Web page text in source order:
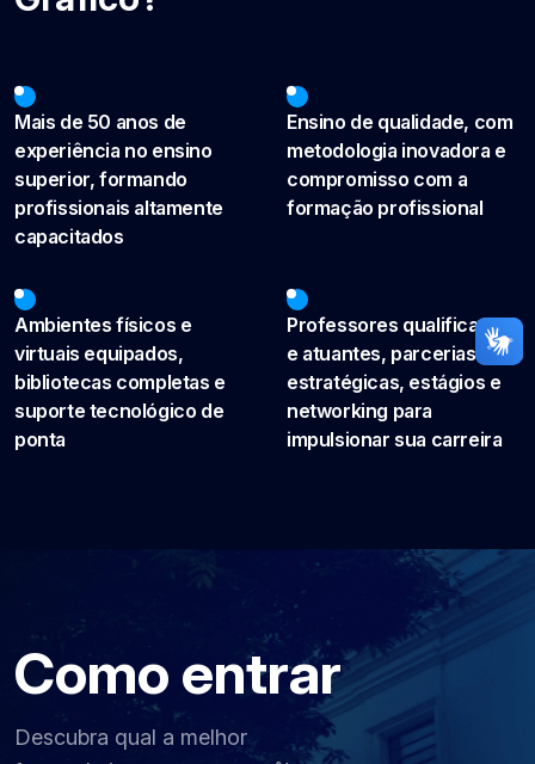
Mais de 50 anos de
experiência no ensino
superior, formando
profissionais altamente
capacitados
Ensino de qualidade, com
metodologia inovadora e
compromisso com a
formação profissional
Ambientes físicos e
virtuais equipados,
bibliotecas completas e
suporte tecnológico de
ponta
Professores qualificados
e atuantes, parcerias
estratégicas, estágios e
networking para
impulsionar sua carreira
Como entrar
Descubra qual a melhor